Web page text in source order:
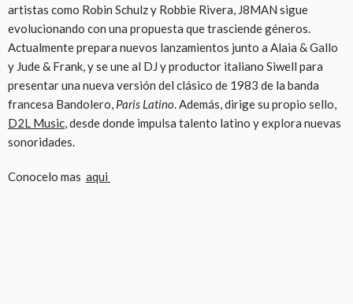
artistas como Robin Schulz y Robbie Rivera, J8MAN sigue
evolucionando con una propuesta que trasciende géneros.
Actualmente prepara nuevos lanzamientos junto a Alaia & Gallo
y Jude & Frank, y se une al DJ y productor italiano Siwell para
presentar una nueva versión del clásico de 1983 de la banda
francesa Bandolero, Paris Latino. Además, dirige su propio sello,
D2L Music, desde donde impulsa talento latino y explora nuevas
sonoridades.
Conocelo mas aqui